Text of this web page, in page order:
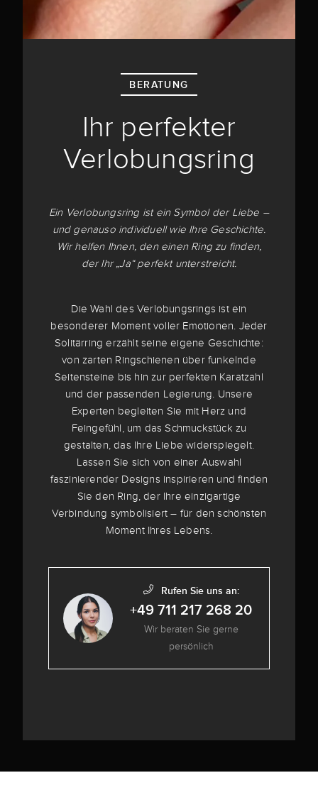
BERATUNG
Ihr perfekter
Verlobungsring
Ein Verlobungsring ist ein Symbol der Liebe –
und genauso individuell wie Ihre Geschichte.
Wir helfen Ihnen, den einen Ring zu finden,
der Ihr „Ja“ perfekt unterstreicht.
Die Wahl des Verlobungsrings ist ein
besonderer Moment voller Emotionen. Jeder
Solitärring erzählt seine eigene Geschichte:
von zarten Ringschienen über funkelnde
Seitensteine bis hin zur perfekten Karatzahl
und der passenden Legierung. Unsere
Experten begleiten Sie mit Herz und
Feingefühl, um das Schmuckstück zu
gestalten, das Ihre Liebe widerspiegelt.
Lassen Sie sich von einer Auswahl
faszinierender Designs inspirieren und finden
Sie den Ring, der Ihre einzigartige
Verbindung symbolisiert – für den schönsten
Moment Ihres Lebens.
Rufen Sie uns an:
+49 711 217 268 20
Wir beraten Sie gerne
persönlich